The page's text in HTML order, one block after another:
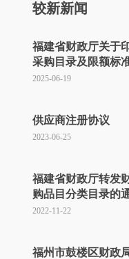
较新新闻
福建省财政厅关于
采购目录及限额标
2025-06-19
供应商注册协议
2023-06-25
福建省财政厅转发
购品目分类目录的
2022-11-22
福州市鼓楼区财政